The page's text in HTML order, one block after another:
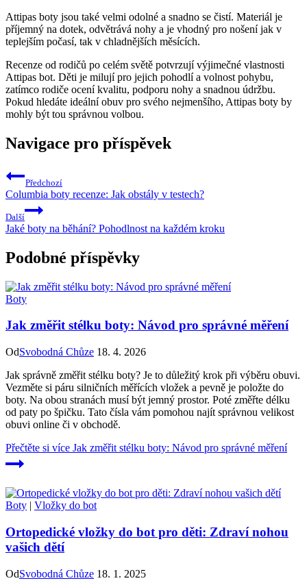
Attipas boty jsou také velmi odolné a snadno se ⁢čistí. Materiál je
příjemný‌ na dotek, ⁣odvětrává⁤ nohy a ​je vhodný pro⁣ nošení‍ jak v
teplejším počasí, tak v chladnějších⁣ měsících.
Recenze od rodičů po celém světě potvrzují výjimečné vlastnosti ​
Attipas bot. Děti je milují⁢ pro jejich pohodlí a⁢ volnost pohybu,
zatímco rodiče ocení kvalitu, podporu nohy a snadnou údržbu.
Pokud hledáte ‌ideální obuv pro svého nejmenšího, Attipas ‌boty by
mohly být tou správnou volbou.
Navigace pro příspěvek
Předchozí
Columbia boty recenze: Jak obstály v testech?
Další
Jaké boty na běhání? Pohodlnost na každém kroku
Podobné příspěvky
Boty
Jak změřit stélku boty: Návod pro správné měření
OdSvobodná Chůze 18. 4. 2026
Jak správně změřit stélku boty? Je to důležitý krok při výběru obuvi.
Vezměte si páru silničních měřících vložek a pevně je položte do
boty. Na obou stranách musí být jemný prostor. Poté změřte délku
od paty po špičku. Tato čísla vám pomohou najít správnou velikost
obuvi online či v obchodě.
Přečtěte si více Jak změřit stélku boty: Návod pro správné měření
Boty | Vložky do bot
Ortopedické vložky do bot pro děti: Zdraví nohou
vašich dětí
OdSvobodná Chůze 18. 1. 2025